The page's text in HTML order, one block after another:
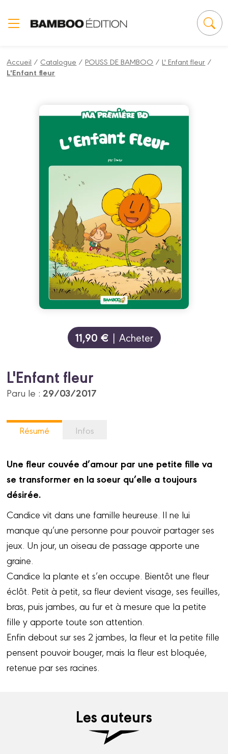
Accueil / Catalogue /POUSS DE BAMBOO /L' Enfant fleur /
L'Enfant fleur
11,90 € | Acheter
L'Enfant fleur
Paru le : 29/03/2017
Résumé Infos
Une fleur couvée d’amour par une petite fille va
se transformer en la soeur qu’elle a toujours
désirée.
Candice vit dans une famille heureuse. Il ne lui
manque qu’une personne pour pouvoir partager ses
jeux. Un jour, un oiseau de passage apporte une
graine.
Candice la plante et s’en occupe. Bientôt une fleur
éclôt. Petit à petit, sa fleur devient visage, ses feuilles,
bras, puis jambes, au fur et à mesure que la petite
fille y apporte toute son attention.
Enfin debout sur ses 2 jambes, la fleur et la petite fille
pensent pouvoir bouger, mais la fleur est bloquée,
retenue par ses racines.
Les auteurs